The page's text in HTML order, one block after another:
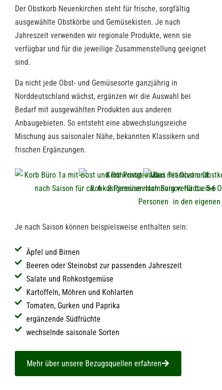
Der Obstkorb Neuenkirchen steht für frische, sorgfältig
ausgewählte Obstkörbe und Gemüsekisten. Je nach
Jahreszeit verwenden wir regionale Produkte, wenn sie
verfügbar und für die jeweilige Zusammenstellung geeignet
sind.
Da nicht jede Obst- und Gemüsesorte ganzjährig in
Norddeutschland wächst, ergänzen wir die Auswahl bei
Bedarf mit ausgewählten Produkten aus anderen
Anbaugebieten. So entsteht eine abwechslungsreiche
Mischung aus saisonaler Nähe, bekannten Klassikern und
frischen Ergänzungen.
Je nach Saison können beispielsweise enthalten sein:
Äpfel und Birnen
Beeren oder Steinobst zur passenden Jahreszeit
Salate und Rohkostgemüse
Kartoffeln, Möhren und Kohlarten
Tomaten, Gurken und Paprika
ergänzende Südfrüchte
wechselnde saisonale Sorten
Mehr über unsere Bezugsquellen erfahren